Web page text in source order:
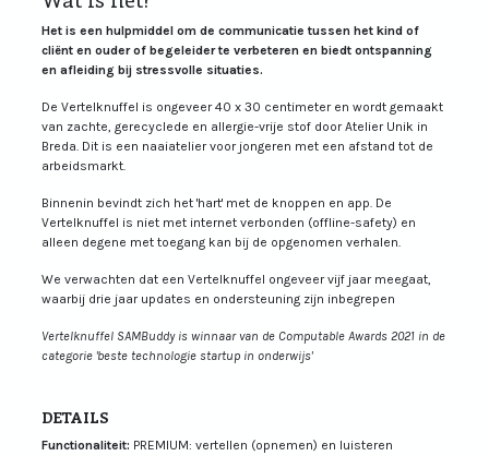
Het is een hulpmiddel om de communicatie tussen het kind of
cliënt en ouder of begeleider te verbeteren en biedt ontspanning
en afleiding bij stressvolle situaties.
De Vertelknuffel is ongeveer 40 x 30 centimeter en wordt gemaakt
van zachte, gerecyclede en allergie-vrije stof door Atelier Unik in
Breda. Dit is een naaiatelier voor jongeren met een afstand tot de
arbeidsmarkt.
Binnenin bevindt zich het 'hart' met de knoppen en app. De
Vertelknuffel is niet met internet verbonden (offline-safety) en
alleen degene met toegang kan bij de opgenomen verhalen.
We verwachten dat een Vertelknuffel ongeveer vijf jaar meegaat,
waarbij drie jaar updates en ondersteuning zijn inbegrepen
Vertelknuffel SAMBuddy is winnaar van de Computable Awards 2021 in de
categorie 'beste technologie startup in onderwijs'
DETAILS
Functionaliteit: PREMIUM: vertellen (opnemen) en luisteren